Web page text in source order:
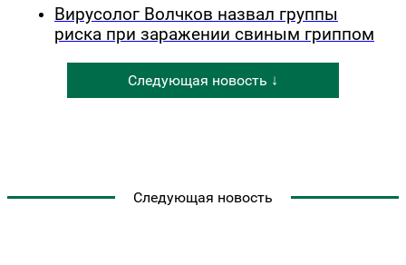
Вирусолог Волчков назвал группы
риска при заражении свиным гриппом
Следующая новость ↓
Следующая новость